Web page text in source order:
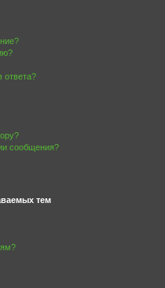
ответа?
сообщения?
тем